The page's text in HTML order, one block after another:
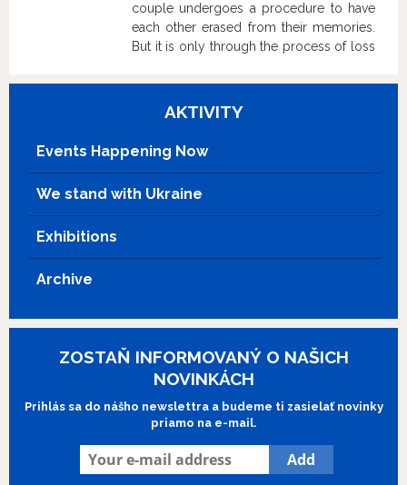
couple undergoes a procedure to have
each other erased from their memories.
But it is only through the process of loss
with.
AKTIVITY
Events Happening Now
We stand with Ukraine
Exhibitions
Archive
ZOSTAŇ INFORMOVANÝ O NAŠICH
NOVINKÁCH
Prihlás sa do nášho newslettra a budeme ti zasielať novinky
priamo na e-mail.